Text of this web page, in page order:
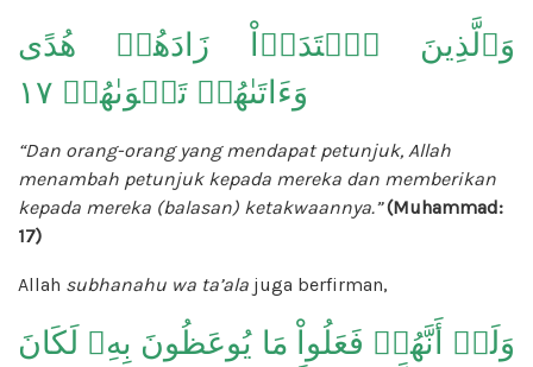
وَٱلَّذِينَ ٱهۡتَدَوۡاْ زَادَهُمۡ هُدًى
وَءَاتَىٰهُمۡ تَقۡوَىٰهُمۡ ١٧
“Dan orang-orang yang mendapat petunjuk, Allah
menambah petunjuk kepada mereka dan memberikan
kepada mereka (balasan) ketakwaannya.” (Muhammad:
17)
Allah subhanahu wa ta’ala juga berfirman,
وَلَوۡ أَنَّهُمۡ فَعَلُواْ مَا يُوعَظُونَ بِهِۦ لَكَانَ